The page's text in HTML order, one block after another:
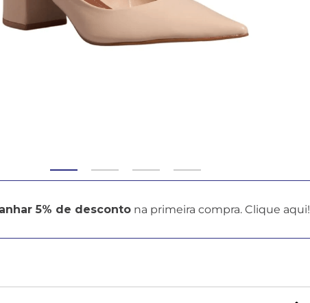
5% de desconto na primeira compra. Clique aqui!